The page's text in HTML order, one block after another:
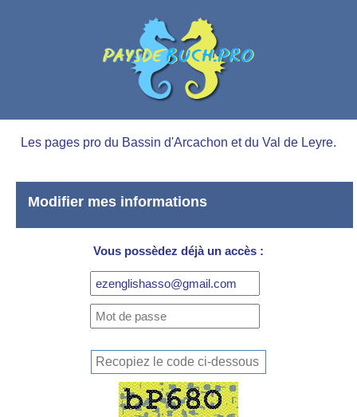
Les pages pro du Bassin d'Arcachon et du Val de Leyre.
Modifier mes informations
Vous possèdez déjà un accès :